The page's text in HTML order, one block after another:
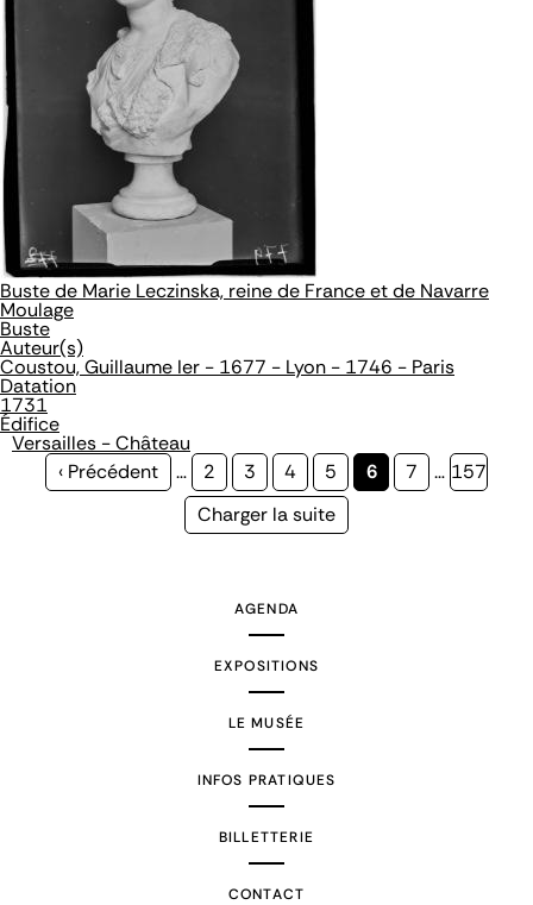
Buste de Marie Leczinska, reine de France et de Navarre
Moulage
Buste
Auteur(s)
Coustou, Guillaume Ier - 1677 - Lyon - 1746 - Paris
Datation
1731
Édifice
Versailles - Château
Page
‹ Précédent … Page
2 Page
3 Page
4 Page
5
Page
6 Page
7 … Page
157
Page
Charger la suite
AGENDA
EXPOSITIONS
LE MUSÉE
INFOS PRATIQUES
BILLETTERIE
CONTACT